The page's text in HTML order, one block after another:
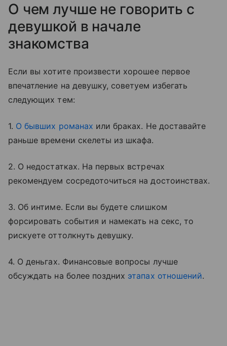
О чем лучше не говорить с
девушкой в начале
знакомства
Если вы хотите произвести хорошее первое
впечатление на девушку, советуем избегать
следующих тем:
1. О бывших романах или браках. Не доставайте
раньше времени скелеты из шкафа.
2. О недостатках. На первых встречах
рекомендуем сосредоточиться на достоинствах.
3. Об интиме. Если вы будете слишком
форсировать события и намекать на секс, то
рискуете оттолкнуть девушку.
4. О деньгах. Финансовые вопросы лучше
обсуждать на более поздних этапах отношений.